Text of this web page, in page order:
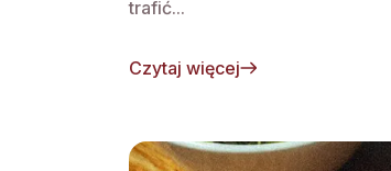
trafić...
Czytaj więcej